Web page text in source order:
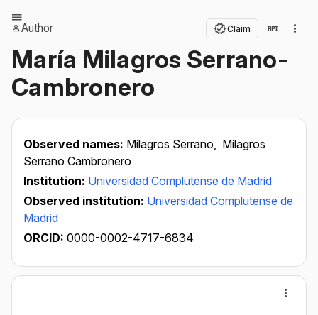
Author Claim
María Milagros Serrano-
Cambronero
Observed names: Milagros Serrano, Milagros
Serrano Cambronero
Institution: Universidad Complutense de Madrid
Observed institution: Universidad Complutense de
Madrid
ORCID: 0000-0002-4717-6834